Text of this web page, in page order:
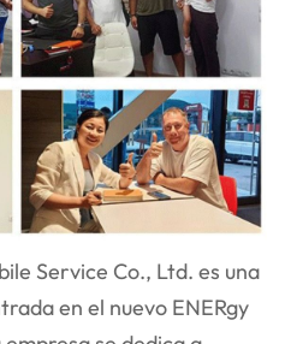
Service Co., Ltd. es una
en el nuevo ENERgy